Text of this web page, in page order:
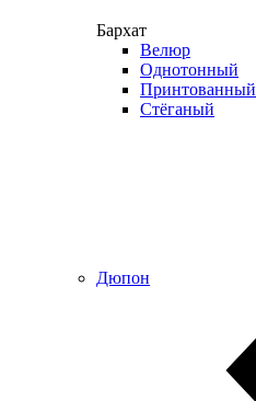
Бархат
Велюр
Однотонный
Принтованный
Стёганый
Дюпон